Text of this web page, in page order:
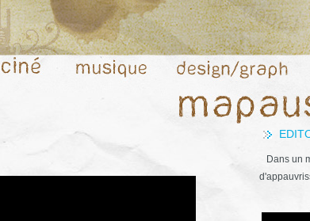
Dans un